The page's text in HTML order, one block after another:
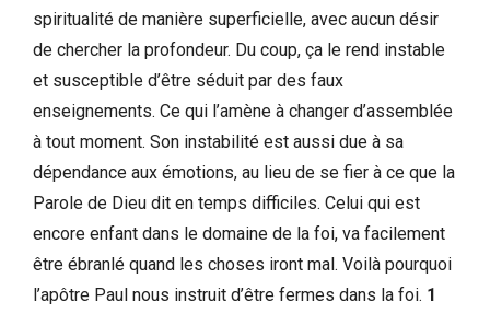
spiritualité de manière superficielle, avec aucun désir
de chercher la profondeur. Du coup, ça le rend instable
et susceptible d’être séduit par des faux
enseignements. Ce qui l’amène à changer d’assemblée
à tout moment. Son instabilité est aussi due à sa
dépendance aux émotions, au lieu de se fier à ce que la
Parole de Dieu dit en temps difficiles. Celui qui est
encore enfant dans le domaine de la foi, va facilement
être ébranlé quand les choses iront mal. Voilà pourquoi
l’apôtre Paul nous instruit d’être fermes dans la foi. 1